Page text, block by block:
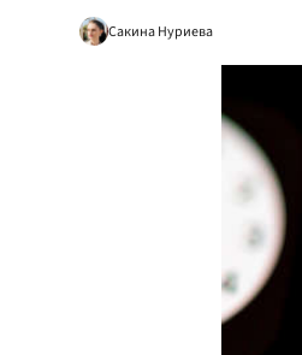
Сакина Нуриева